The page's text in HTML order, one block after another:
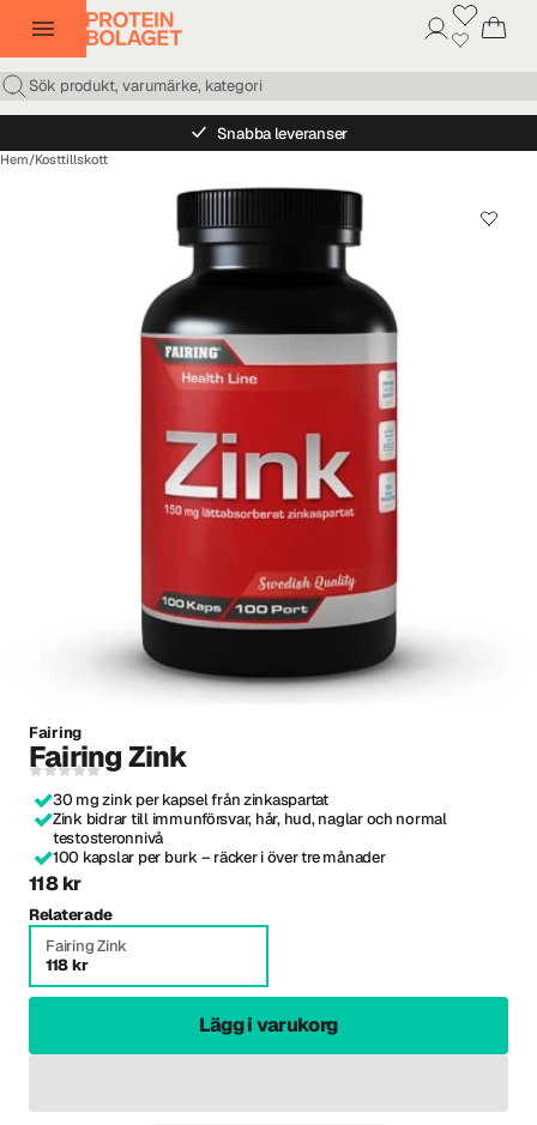
Snabba leveranser
Hem/Kosttillskott
Fairing
Fairing Zink
30 mg zink per kapsel från zinkaspartat
Zink bidrar till immunförsvar, hår, hud, naglar och normal
testosteronnivå
100 kapslar per burk – räcker i över tre månader
118 kr
Relaterade
Fairing Zink
118 kr
Lägg i varukorg